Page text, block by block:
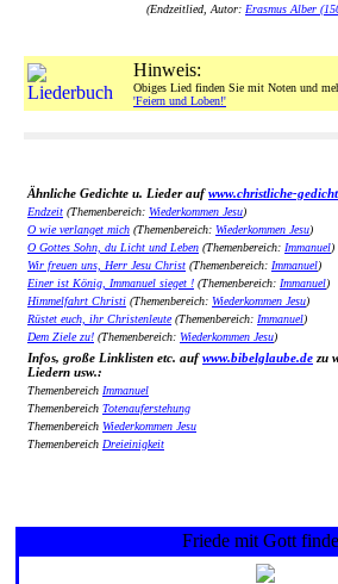
(Endzeitlied, Autor: Erasmus Alber
Hinweis:
Obiges Lied finden Sie mit Noten und
'Feiern und Loben!'
Ähnliche Gedichte u. Lieder aufwww.christliche-
Endzeit (Themenbereich: Wiederkommen Jesu)
O wie verlanget mich (Themenbereich: Wiederkommen Jesu)
O Gottes Sohn, du Licht und Leben (Themenbereich: Immanuel)
Wir freuen uns, Herr Jesu Christ (Themenbereich: Immanuel)
Einer ist König, Immanuel sieget ! (Themenbereich: Immanuel)
Himmelfahrt Christi (Themenbereich: Wiederkommen Jesu)
Rüstet euch, ihr Christenleute(Themenbereich: Immanuel)
Dem Ziele zu! (Themenbereich: Wiederkommen Jesu)
Infos, große Linklisten etc. aufwww.bibelglaube.de zu
Liedern usw.:
Themenbereich Immanuel
Themenbereich Totenauferstehung
Themenbereich Wiederkommen Jesu
Themenbereich Dreieinigkeit
Friede mit Gott